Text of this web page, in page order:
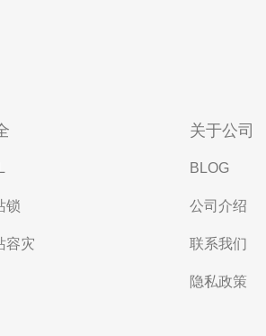
锁
容灾
关于公司
BLOG
公司介绍
联系我们
隐私政策